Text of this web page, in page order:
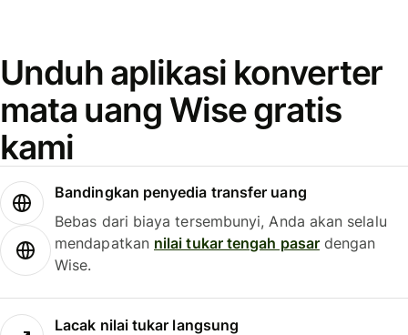
Unduh aplikasi konverter
mata uang Wise gratis
kami
Bandingkan penyedia transfer uang
Bebas dari biaya tersembunyi, Anda akan selalu
mendapatkan nilai tukar tengah pasardengan
Wise.
Lacak nilai tukar langsung